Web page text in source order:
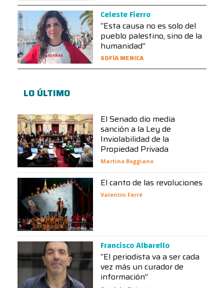
Celeste Fierro
“Esta causa no es solo del
pueblo palestino, sino de la
humanidad”
SOFÍA MENICA
LO ÚLTIMO
El Senado dio media
sanción a la Ley de
Inviolabilidad de la
Propiedad Privada
Martino Boggiano
El canto de las revoluciones
Valentín Ferré
Francisco Albarello
“El periodista va a ser cada
vez más un curador de
información”